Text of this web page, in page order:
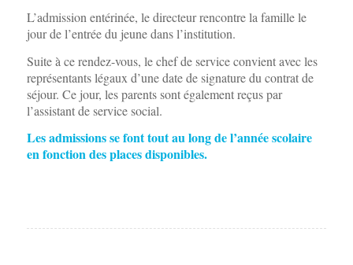
L’admission entérinée, le directeur rencontre la famille le
jour de l’entrée du jeune dans l’institution.
Suite à ce rendez-vous, le chef de service convient avec les
représentants légaux d’une date de signature du contrat de
séjour. Ce jour, les parents sont également reçus par
l’assistant de service social.
Les admissions se font tout au long de l’année scolaire
en fonction des places disponibles.